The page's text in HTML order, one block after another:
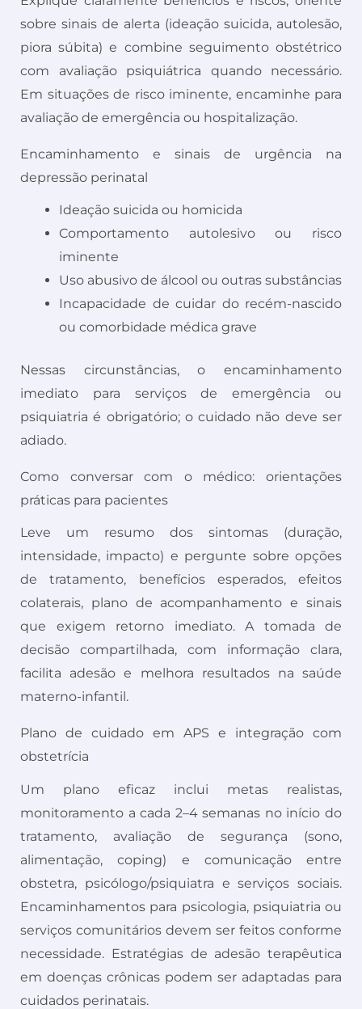
sobre sinais de alerta (ideação suicida, autolesão,
piora súbita) e combine seguimento obstétrico
com avaliação psiquiátrica quando necessário.
Em situações de risco iminente, encaminhe para
avaliação de emergência ou hospitalização.
Encaminhamento e sinais de urgência na
depressão perinatal
Ideação suicida ou homicida
Comportamento autolesivo ou risco
iminente
Uso abusivo de álcool ou outras substâncias
Incapacidade de cuidar do recém-nascido
ou comorbidade médica grave
Nessas circunstâncias, o encaminhamento
imediato para serviços de emergência ou
psiquiatria é obrigatório; o cuidado não deve ser
adiado.
Como conversar com o médico: orientações
práticas para pacientes
Leve um resumo dos sintomas (duração,
intensidade, impacto) e pergunte sobre opções
de tratamento, benefícios esperados, efeitos
colaterais, plano de acompanhamento e sinais
que exigem retorno imediato. A tomada de
decisão compartilhada, com informação clara,
facilita adesão e melhora resultados na saúde
materno-infantil.
Plano de cuidado em APS e integração com
obstetrícia
Um plano eficaz inclui metas realistas,
monitoramento a cada 2–4 semanas no início do
tratamento, avaliação de segurança (sono,
alimentação, coping) e comunicação entre
obstetra, psicólogo/psiquiatra e serviços sociais.
Encaminhamentos para psicologia, psiquiatria ou
serviços comunitários devem ser feitos conforme
necessidade. Estratégias de adesão terapêutica
em doenças crônicas podem ser adaptadas para
cuidados perinatais.